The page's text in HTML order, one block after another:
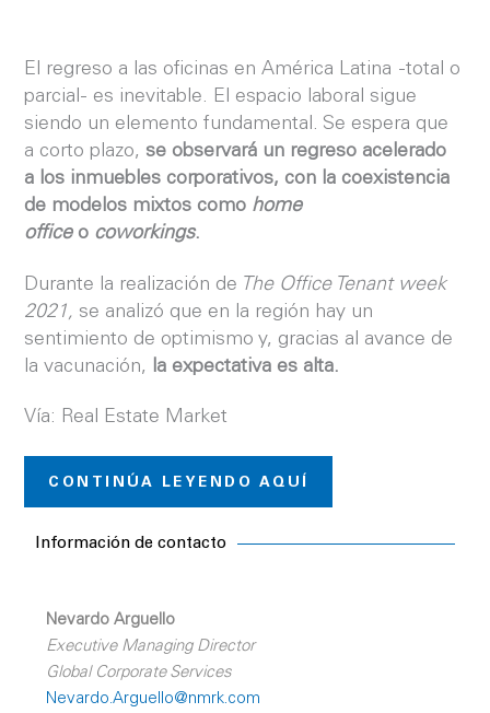
El regreso a las oficinas en América Latina -total o
parcial- es inevitable. El espacio laboral sigue
siendo un elemento fundamental. Se espera que
a corto plazo, se observará un regreso acelerado
a los inmuebles corporativos, con la coexistencia
de modelos mixtos como home
officeo coworkings.
Durante la realización de The Office Tenant week
2021, se analizó que en la región hay un
sentimiento de optimismo y, gracias al avance de
la vacunación, la expectativa es alta.
Vía: Real Estate Market
CONTINÚA LEYENDO AQUÍ
Información de contacto
Nevardo Arguello
Executive Managing Director
Global Corporate Services
Nevardo.Arguello@nmrk.com